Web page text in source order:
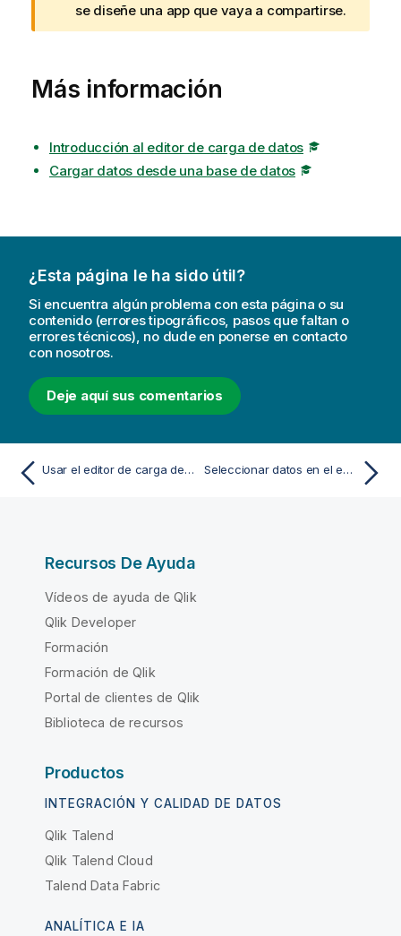
s
o
se diseñe una app que vaya a compartirse.
Más información
Introducción al editor de carga de datos
Cargar datos desde una base de datos
¿Esta página le ha sido útil?
Si encuentra algún problema con esta página o su
contenido (errores tipográficos, pasos que faltan o
errores técnicos), no dude en ponerse en contacto
con nosotros.
Deje aquí sus comentarios
Usar el editor de carga de datos Seleccionar datos en el editor de carga de datos
Recursos De Ayuda
Vídeos de ayuda de Qlik
Qlik Developer
Formación
Formación de Qlik
Portal de clientes de Qlik
Biblioteca de recursos
Productos
INTEGRACIÓN Y CALIDAD DE DATOS
Qlik Talend
Qlik Talend Cloud
Talend Data Fabric
ANALÍTICA E IA